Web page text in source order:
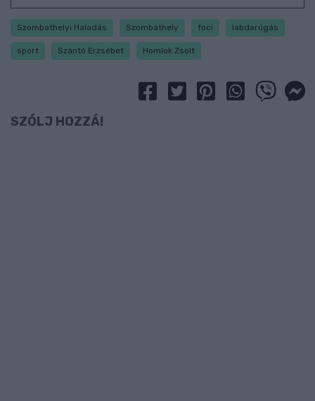
Szombathelyi Haladás Szombathely foci labdarúgás
sport Szántó Erzsébet Homlok Zsolt
SZÓLJ HOZZÁ!